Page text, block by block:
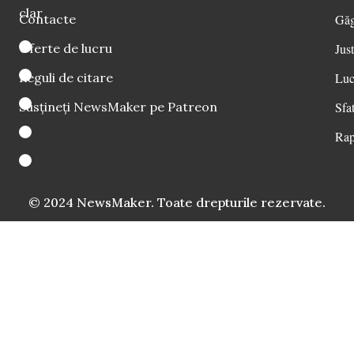
clar
Contacte
Oferte de lucru
Reguli de citare
Susțineți NewsMaker pe Patreon
© 2024 NewsMaker. Toate drepturile rezervate.